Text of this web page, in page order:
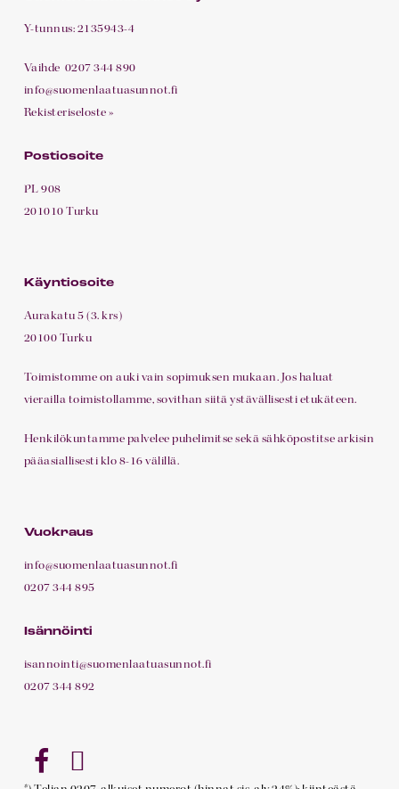
Y-tunnus: 2135943-4
Vaihde 0207 344 890
info@suomenlaatuasunnot.fi
Rekisteriseloste »
Postiosoite
PL 908
201010 Turku
Käyntiosoite
Aurakatu 5 (3. krs)
20100 Turku
Toimistomme on auki vain sopimuksen mukaan. Jos haluat
vierailla toimistollamme, sovithan siitä ystävällisesti etukäteen.
Henkilökuntamme palvelee puhelimitse sekä sähköpostitse arkisin
pääasiallisesti klo 8-16 välillä.
Vuokraus
info@suomenlaatuasunnot.fi
0207 344 895
Isännöinti
isannointi@suomenlaatuasunnot.fi
0207 344 892